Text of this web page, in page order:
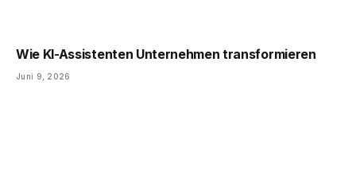
Wie KI-Assistenten Unternehmen transformieren
Juni 9, 2026